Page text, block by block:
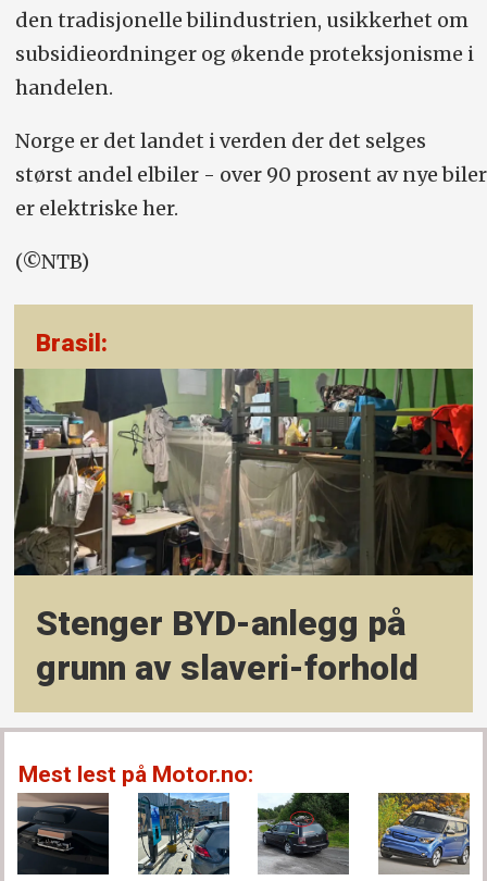
den tradisjonelle bilindustrien, usikkerhet om
subsidieordninger og økende proteksjonisme i
handelen.
Norge er det landet i verden der det selges
størst andel elbiler - over 90 prosent av nye biler
er elektriske her.
(©NTB)
Brasil:
Stenger BYD-anlegg på
grunn av slaveri-forhold
Mest lest på Motor.no: